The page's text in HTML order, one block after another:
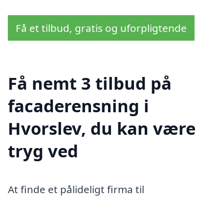
Få et tilbud, gratis og uforpligtende
Få nemt 3 tilbud på
facaderensning i
Hvorslev, du kan være
tryg ved
At finde et pålideligt firma til